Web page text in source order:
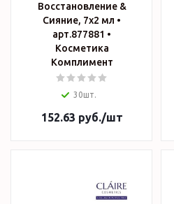
Восстановление &
Сияние, 7х2 мл •
арт.877881 •
Косметика
Комплимент
30шт.
152.63 руб./шт